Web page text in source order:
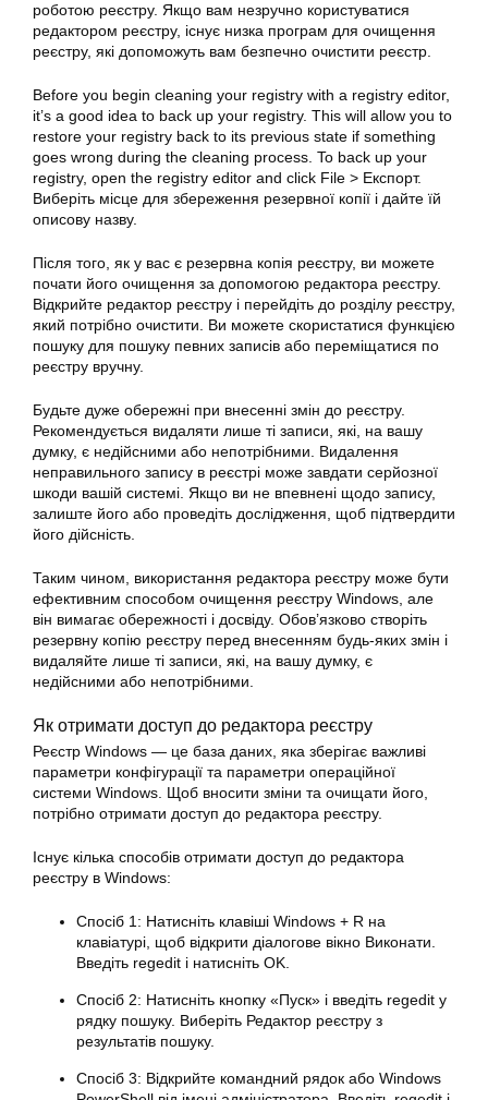
роботою реєстру. Якщо вам незручно користуватися
редактором реєстру, існує низка програм для очищення
реєстру, які допоможуть вам безпечно очистити реєстр.
Before you begin cleaning your registry with a registry editor,
it’s a good idea to back up your registry. This will allow you to
restore your registry back to its previous state if something
goes wrong during the cleaning process. To back up your
registry, open the registry editor and click File > Експорт.
Виберіть місце для збереження резервної копії і дайте їй
описову назву.
Після того, як у вас є резервна копія реєстру, ви можете
почати його очищення за допомогою редактора реєстру.
Відкрийте редактор реєстру і перейдіть до розділу реєстру,
який потрібно очистити. Ви можете скористатися функцією
пошуку для пошуку певних записів або переміщатися по
реєстру вручну.
Будьте дуже обережні при внесенні змін до реєстру.
Рекомендується видаляти лише ті записи, які, на вашу
думку, є недійсними або непотрібними. Видалення
неправильного запису в реєстрі може завдати серйозної
шкоди вашій системі. Якщо ви не впевнені щодо запису,
залиште його або проведіть дослідження, щоб підтвердити
його дійсність.
Таким чином, використання редактора реєстру може бути
ефективним способом очищення реєстру Windows, але
він вимагає обережності і досвіду. Обов’язково створіть
резервну копію реєстру перед внесенням будь-яких змін і
видаляйте лише ті записи, які, на вашу думку, є
недійсними або непотрібними.
Як отримати доступ до редактора реєстру
Реєстр Windows — це база даних, яка зберігає важливі
параметри конфігурації та параметри операційної
системи Windows. Щоб вносити зміни та очищати його,
потрібно отримати доступ до редактора реєстру.
Існує кілька способів отримати доступ до редактора
реєстру в Windows:
Спосіб 1: Натисніть клавіші Windows + R на
клавіатурі, щоб відкрити діалогове вікно Виконати.
Введіть regedit і натисніть OK.
Спосіб 2: Натисніть кнопку «Пуск» і введіть regedit у
рядку пошуку. Виберіть Редактор реєстру з
результатів пошуку.
Спосіб 3: Відкрийте командний рядок або Windows